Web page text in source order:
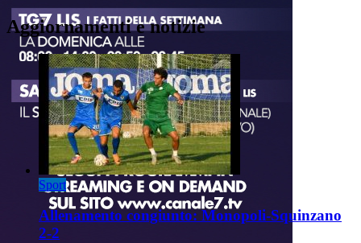
Aggiornamenti e notizie
Sport
Allenamento congiunto: Monopoli-Squinzano
2-2